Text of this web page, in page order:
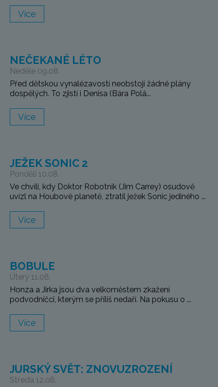
Více
NEČEKANÉ LÉTO
Neděle 09.08.
Před dětskou vynalézavostí neobstojí žádné plány
dospělých. To zjistí i Denisa (Bára Polá...
Více
JEŽEK SONIC 2
Pondělí 10.08.
Ve chvíli, kdy Doktor Robotnik (Jim Carrey) osudově
uvízl na Houbové planetě, ztratil ježek Sonic jediného ...
Více
BOBULE
Úterý 11.08.
Honza a Jirka jsou dva velkoměstem zkažení
podvodníčci, kterým se příliš nedaří. Na pokusu o ...
Více
JURSKÝ SVĚT: ZNOVUZROZENÍ
Středa 12.08.